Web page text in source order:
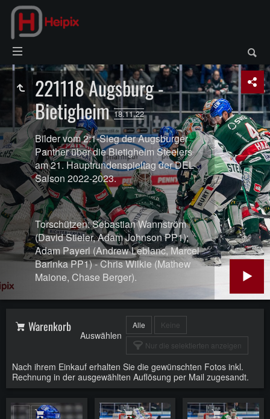
221118 Augsburg -
Bietigheim18.11.22
Bilder vom 2:1-Sieg der Augsburger
Panther über die Bietigheim Steelers
am 21. Hauptrundenspieltag der DEL-
Saison 2022-2023.
Torschützen: Sebastian Wannström
(David Stieler, Adam Johnson PP1);
Adam Payerl (Andrew Leblanc, Marcel
Barinka PP1) - Chris Wilkie (Mathew
Maione, Chase Berger).
Warenkorb
Auswählen
Alle
Keine
Nur die selektierten anzeigen
Nach ihrem Einkauf erhalten Sie die gewünschten Fotos inkl.
Rechnung in der ausgewählten Auflösung per Mail zugesandt.
In den Warenkorb In den Warenkorb In den